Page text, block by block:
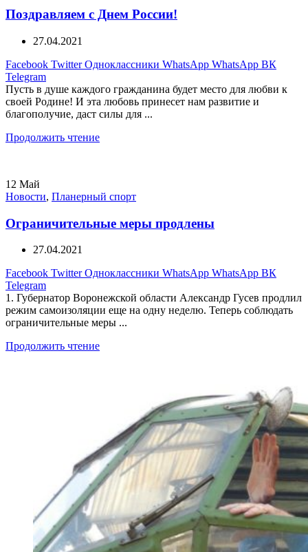
Поздравляем с Днем России!
27.04.2021
Facebook Twitter Одноклассники WhatsApp WhatsApp ВК
Telegram
Пусть в душе каждого гражданина будет место для любви к
своей Родине! И эта любовь принесет нам развитие и
благополучие, даст силы для ...
Продолжить чтение
12 Май
Новости, Планерный спорт
Ограничительные меры продлены
27.04.2021
Facebook Twitter Одноклассники WhatsApp WhatsApp ВК
Telegram
1. Губернатор Воронежской области Александр Гусев продлил
режим самоизоляции еще на одну неделю. Теперь соблюдать
ограничительные меры ...
Продолжить чтение